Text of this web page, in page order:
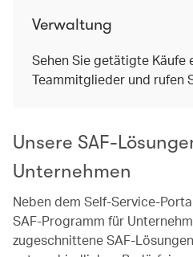
Verwaltung
Sehen Sie getätigte Käufe
Teammitglieder und rufen
Unsere SAF-
Unternehmen
Neben dem Self-Service-
SAF-Programm für
zugeschnittene SAF-